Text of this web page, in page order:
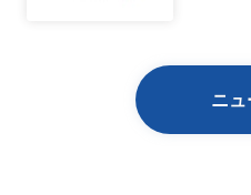
ニ